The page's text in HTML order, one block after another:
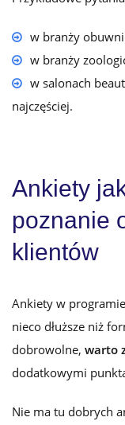
w branży
w branży
w salonach
najczęściej.
Ankiety
poznanie
klientów
Ankiety w
nieco dłuższe niż
dobrowolne, warto
dodatkowymi
Nie ma tu dobrych